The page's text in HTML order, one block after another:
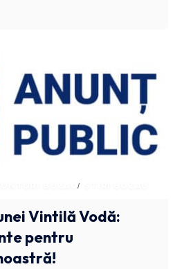
BUZAU
Vintilă Vodă:
pentru